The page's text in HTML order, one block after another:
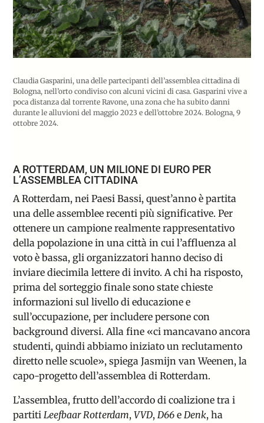
Claudia Gasparini, una delle partecipanti dell’assemblea cittadina di
Bologna, nell’orto condiviso con alcuni vicini di casa. Gasparini vive a
poca distanza dal torrente Ravone, una zona che ha subito danni
durante le alluvioni del maggio 2023 e dell’ottobre 2024. Bologna, 9
ottobre 2024.
A ROTTERDAM, UN MILIONE DI EURO PER
L’ASSEMBLEA CITTADINA
A Rotterdam, nei Paesi Bassi, quest’anno è partita
una delle assemblee recenti più significative. Per
ottenere un campione realmente rappresentativo
della popolazione in una città in cui l’affluenza al
voto è bassa, gli organizzatori hanno deciso di
inviare diecimila lettere di invito. A chi ha risposto,
prima del sorteggio finale sono state chieste
informazioni sul livello di educazione e
sull’occupazione, per includere persone con
background diversi. Alla fine «ci mancavano ancora
studenti, quindi abbiamo iniziato un reclutamento
diretto nelle scuole», spiega Jasmijn van Weenen, la
capo-progetto dell’assemblea di Rotterdam.
L’assemblea, frutto dell’accordo di coalizione tra i
partitiLeefbaar Rotterdam,VVD,D66 eDenk, ha